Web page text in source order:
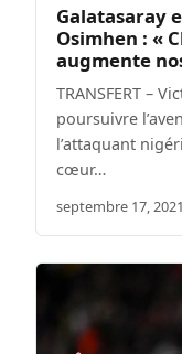
Galatasaray
Osimhen : «
augmente
TRANSFERT –
poursuivre
l’attaquant
cœur…
septembre 17, 2021